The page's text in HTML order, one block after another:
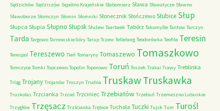
Sędzichów Sędziszów Sępólno Krajeńskie Słabomierz Sława Sławatycze Sławno
Sławoborze Słomczyn Słomin Słomniki Słonecznik Słończewo Słubice Słup
Słupca Słupia Słupno Słupsk Służew Taarbaek Tabórz Takomyśle Tantow Tarczyn
Tarda Targowo Tarnowskie Góry Tarup Tczew Telleborg Teodorówka Teofile Teresin
Terespol Tereszewo Tleń Tomaryny Tomaszewo Tomaszkowo
Tomczyce Tomki Topczewo Topolin Toporowo Toruń Toszek Trakai Trawy Treblinka
Trląg Trojany Trojanów Troszyn Trudna TruskawTruskawka
Truskolas Trzcianka Trzciel Trzciniec Trzebiatów Trzebuń Trzemeszno Lubuskie
Trzygłów Trzęsacz Trzścianka Trębice Tuchola Tuczki Tujsk Tum Turośl